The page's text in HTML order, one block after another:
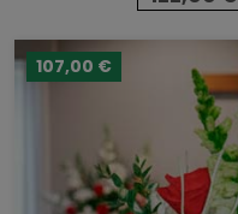
107,00 €